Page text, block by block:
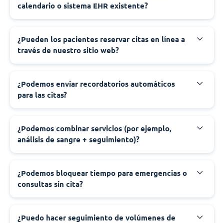
calendario o sistema EHR existente?
¿Pueden los pacientes reservar citas en línea a
través de nuestro sitio web?
¿Podemos enviar recordatorios automáticos
para las citas?
¿Podemos combinar servicios (por ejemplo,
análisis de sangre + seguimiento)?
¿Podemos bloquear tiempo para emergencias o
consultas sin cita?
¿Puedo hacer seguimiento de volúmenes de